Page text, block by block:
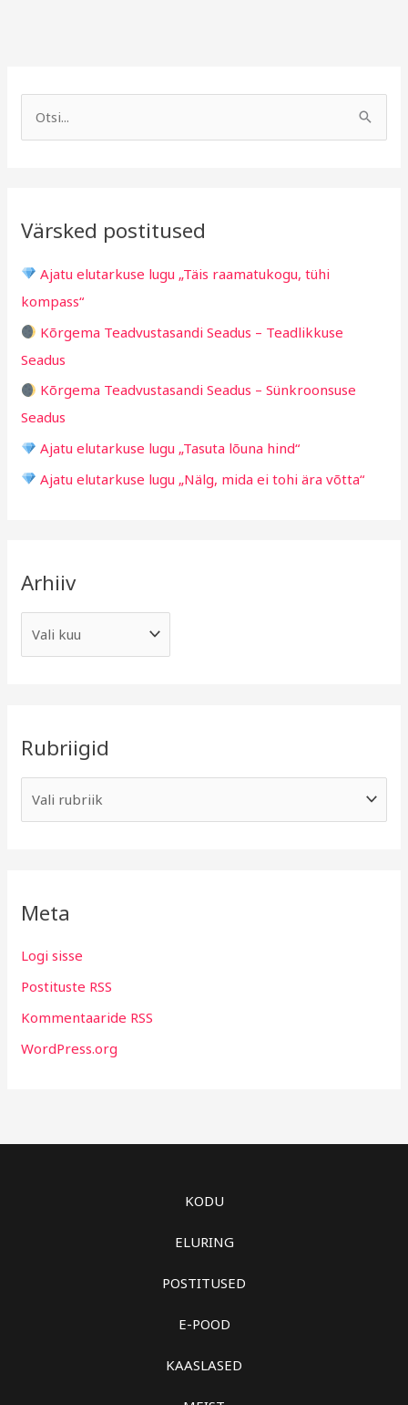
c
o
r
:
Värsked postitused
Ajatu elutarkuse lugu „Täis raamatukogu, tühi
kompass“
Kõrgema Teadvustasandi Seadus – Teadlikkuse
Seadus
Kõrgema Teadvustasandi Seadus – Sünkroonsuse
Seadus
Ajatu elutarkuse lugu „Tasuta lõuna hind“
Ajatu elutarkuse lugu „Nälg, mida ei tohi ära võtta“
Arhiiv
Rubriigid
g
i
d
Meta
Logi sisse
Postituste RSS
Kommentaaride RSS
WordPress.org
KODU
ELURING
POSTITUSED
E-POOD
KAASLASED